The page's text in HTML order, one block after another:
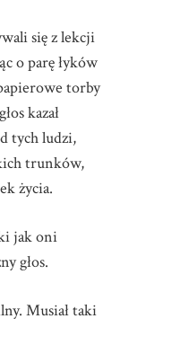
się z lekcji
o parę łyków
torby
kazał
tych ludzi,
trunków,
życia.
jak oni
głos.
Musiał taki